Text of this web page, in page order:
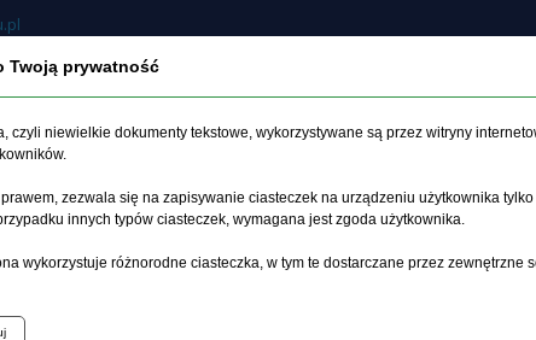
O czasopiśmie Archiwum Etyka
Strona główna >Archiwum>suplement 2>
Twoją prywatność
czyli niewielkie dokumenty tekstowe, wykorzystywane są przez witryny
zezwala się na zapisywanie ciasteczek na urządzeniu użytkownika
innych typów ciasteczek, wymagana jest zgoda użytkownika.
wykorzystuje różnorodne ciasteczka, w tym te dostarczane przez zewnętrzne